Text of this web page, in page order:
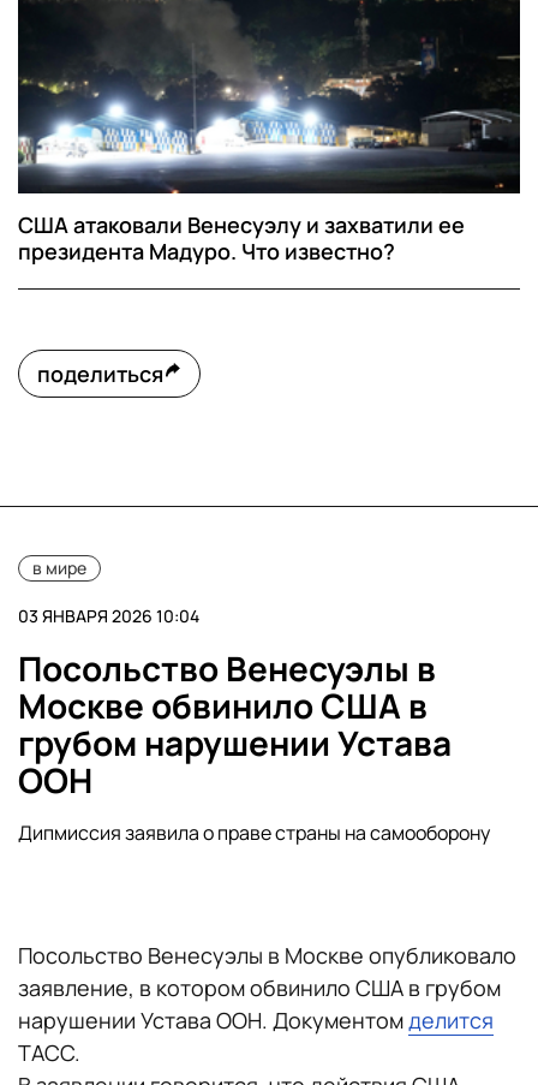
США атаковали Венесуэлу и захватили ее
президента Мадуро. Что известно?
поделиться
в мире
03 ЯНВАРЯ 2026 10:04
Посольство Венесуэлы в
Москве обвинило США в
грубом нарушении Устава
ООН
Дипмиссия заявила о праве страны на самооборону
Посольство Венесуэлы в Москве опубликовало
заявление, в котором обвинило США в грубом
нарушении Устава ООН. Документомделится
ТАСС.